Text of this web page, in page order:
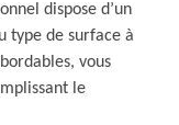
dispose d’un
type de surface à
vous
le